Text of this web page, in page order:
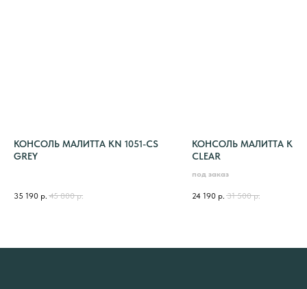
КОНСОЛЬ МАЛИТТА KN 1051-CS
GREY
35 190 р. 45 800 р.
КОНСОЛЬ МАЛИТТА KN
CLEAR
под заказ
24 190 р. 31 500 р.